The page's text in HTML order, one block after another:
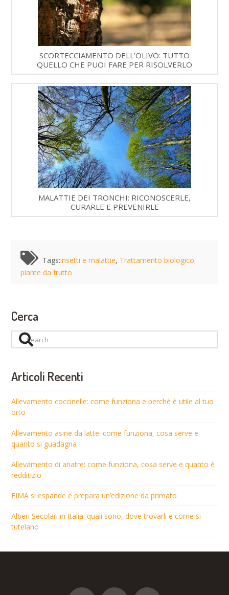
SCORTECCIAMENTO DELL’OLIVO: TUTTO
QUELLO CHE PUOI FARE PER RISOLVERLO
MALATTIE DEI TRONCHI: RICONOSCERLE,
CURARLE E PREVENIRLE
Tags:insetti e malattie, Trattamento biologico
piante da frutto
Cerca
Search
Articoli Recenti
Allevamento coccinelle: come funziona e perché è utile al tuo
orto
Allevamento asine da latte: come funziona, cosa serve e
quanto si guadagna
Allevamento di anatre: come funziona, cosa serve e quanto è
redditizio
EIMA si espande e prepara un’edizione da primato
Alberi Secolari in Italia: quali sono, dove trovarli e come si
tutelano